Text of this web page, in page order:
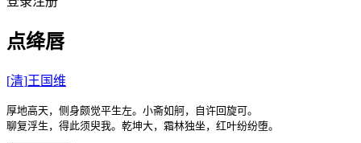
点绛唇
[清]王国维
厚地高天，侧身颇觉平生左。小斋如舸，自许回旋可。
聊复浮生，得此须臾我。乾坤大，霜林独坐，红叶纷纷堕。